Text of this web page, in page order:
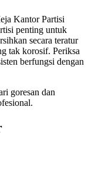
Kantor Partisi
penting untuk
secara teratur
tak korosif. Periksa
berfungsi dengan
goresan dan